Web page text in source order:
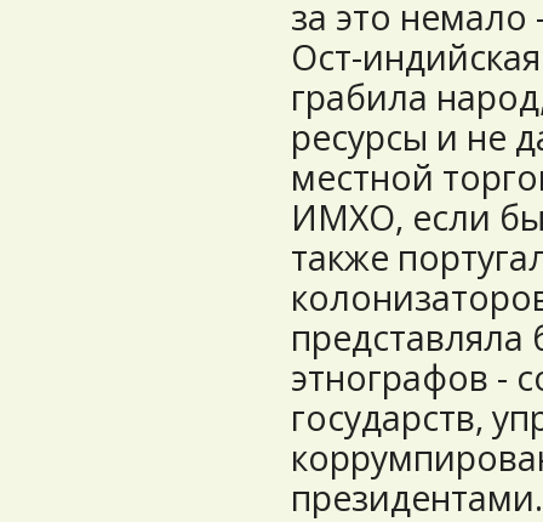
за это немало
Ост-
грабила
ресурсы и не
местной
ИМХО, если
также
представляла
этнографов -
государств,
президентами.